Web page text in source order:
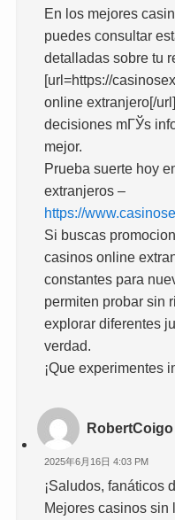
En los mejores
puedes consultar
detalladas sobre tu
[url=https://
online extranjero[/
decisiones mГЎs
mejor.
Prueba suerte hoy
extranjeros –
https://
Si buscas
casinos online
constantes para
permiten probar sin
explorar diferentes
verdad.
¡Que experimentes
RobertCoigo
2025年6月16日 4:03 PM
¡Saludos, fanáticos
Mejores casinos sin